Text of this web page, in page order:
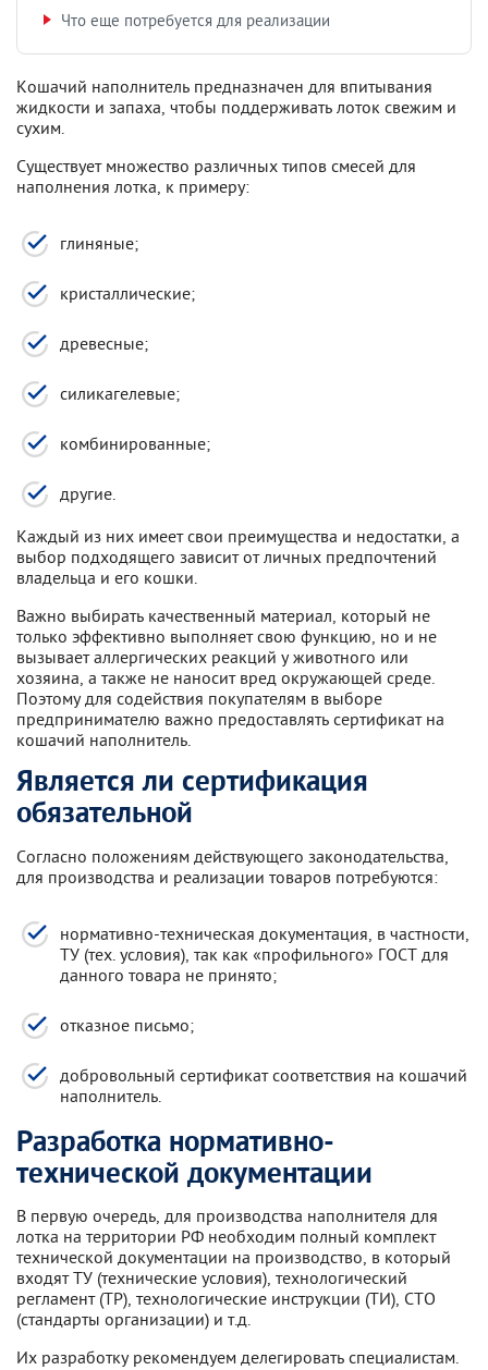
Что еще потребуется для реализации
Кошачий наполнитель предназначен для впитывания
жидкости и запаха, чтобы поддерживать лоток свежим и
сухим.
Существует множество различных типов смесей для
наполнения лотка, к примеру:
глиняные;
кристаллические;
древесные;
силикагелевые;
комбинированные;
другие.
Каждый из них имеет свои преимущества и недостатки, а
выбор подходящего зависит от личных предпочтений
владельца и его кошки.
Важно выбирать качественный материал, который не
только эффективно выполняет свою функцию, но и не
вызывает аллергических реакций у животного или
хозяина, а также не наносит вред окружающей среде.
Поэтому для содействия покупателям в выборе
предпринимателю важно предоставлять сертификат на
кошачий наполнитель.
Является ли сертификация
обязательной
Согласно положениям действующего законодательства,
для производства и реализации товаров потребуются:
нормативно-техническая документация, в частности,
ТУ (тех. условия), так как «профильного» ГОСТ для
данного товара не принято;
отказное письмо;
добровольный сертификат соответствия на кошачий
наполнитель.
Разработка нормативно-
технической документации
В первую очередь, для производства наполнителя для
лотка на территории РФ необходим полный комплект
технической документации на производство, в который
входят ТУ (технические условия), технологический
регламент (ТР), технологические инструкции (ТИ), СТО
(стандарты организации) и т.д.
Их разработку рекомендуем делегировать специалистам.